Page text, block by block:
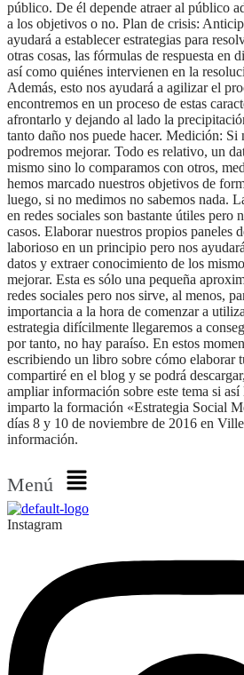
público. De él depende atraer al público
a los objetivos o no. Plan de crisis:
ayudará a establecer estrategias para
otras cosas, las fórmulas de respuesta en
así como quiénes intervienen en la
Además, esto nos ayudará a agilizar el
encontremos en un proceso de estas
afrontarlo y dejando al lado la
tanto daño nos puede hacer. Medición: Si
podremos mejorar. Todo es relativo, un
mismo sino lo comparamos con otros,
hemos marcado nuestros objetivos de
luego, si no medimos no sabemos nada.
en redes sociales son bastante útiles pero
casos. Elaborar nuestros propios paneles
laborioso en un principio pero nos
datos y extraer conocimiento de los
mejorar. Esta es sólo una pequeña
redes sociales pero nos sirve, al menos,
importancia a la hora de comenzar a
estrategia difícilmente llegaremos a
por tanto, no hay paraíso. En estos
escribiendo un libro sobre cómo elaborar
compartiré en el blog y se podrá
ampliar información sobre este tema si
imparto la formación «Estrategia Social
días 8 y 10 de noviembre de 2016 en
información.
Menú
Instagram